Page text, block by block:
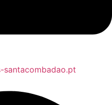
santacombadao.pt